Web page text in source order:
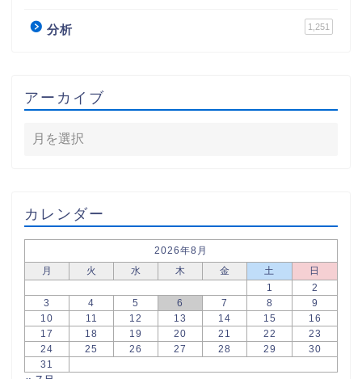
分析 1,251
アーカイブ
カレンダー
2026年8月
月
火 水 木 金 土
日
1
2
3
4 5 6 7 8
9
10
11 12 13 14 15
16
17
18 19 20 21 22
23
24
25 26 27 28 29
30
31